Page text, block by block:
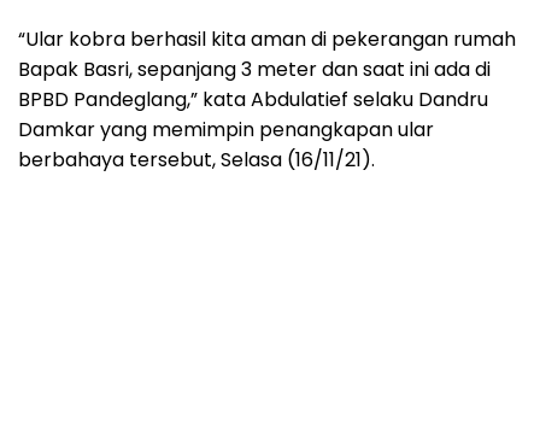
“Ular kobra berhasil kita aman di pekerangan rumah
Bapak Basri, sepanjang 3 meter dan saat ini ada di
BPBD Pandeglang,” kata Abdulatief selaku Dandru
Damkar yang memimpin penangkapan ular
berbahaya tersebut, Selasa (16/11/21).